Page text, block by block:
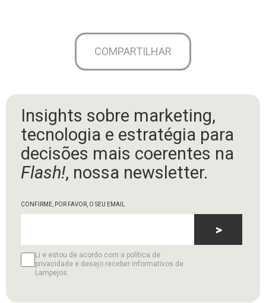
COMPARTILHAR
Insights sobre marketing,
tecnologia e estratégia para
decisões mais coerentes na
Flash!, nossa newsletter.
CONFIRME, POR FAVOR, O SEU EMAIL
Li e estou de acordo com a política de
privacidade e desejo receber informativos de
Lampejos.
>